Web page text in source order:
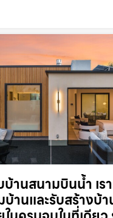
านสนามบินน้ำ เร
บ้านและรับสร้างบ้